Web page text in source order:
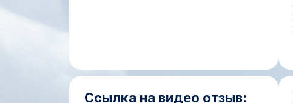
Ссылка на видео отзыв: